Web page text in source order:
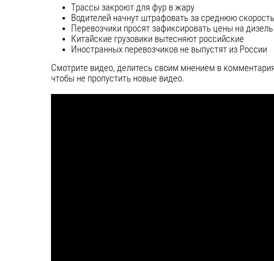
Трассы закроют для фур в жару
Водителей начнут штрафовать за среднюю скорость
Перевозчики просят зафиксировать цены на дизель
Китайские грузовики вытесняют российские
Иностранных перевозчиков не выпустят из России
Смотрите видео, делитесь своим мнением в
чтобы не пропустить новые видео.